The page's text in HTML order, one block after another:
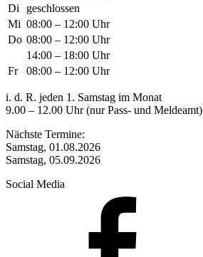
Di
geschlossen
Mi 08:00 – 12:00 Uhr
Do 08:00 – 12:00 Uhr
14:00 – 18:00 Uhr
Fr
08:00 – 12:00 Uhr
i. d. R. jeden 1. Samstag im Monat
9.00 – 12.00 Uhr (nur Pass- und Meldeamt)
Nächste Termine:
Samstag, 01.08.2026
Samstag, 05.09.2026
Social Media